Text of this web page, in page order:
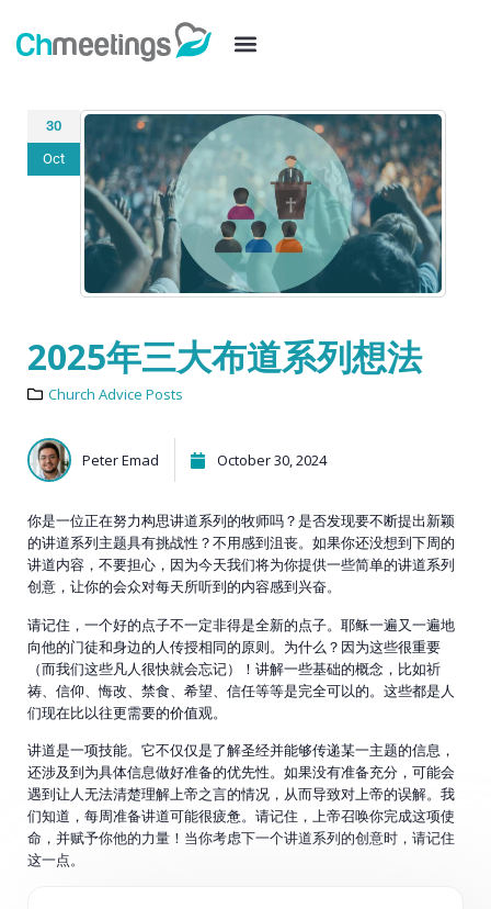
30
Oct
2025年三大布道系列想法
Church Advice Posts
Peter Emad October 30, 2024
你是一位正在努力构思讲道系列的牧师吗？是否发现要不断提出新颖
的讲道系列主题具有挑战性？不用感到沮丧。如果你还没想到下周的
讲道内容，不要担心，因为今天我们将为你提供一些简单的讲道系列
创意，让你的会众对每天所听到的内容感到兴奋。
请记住，一个好的点子不一定非得是全新的点子。耶稣一遍又一遍地
向他的门徒和身边的人传授相同的原则。为什么？因为这些很重要
（而我们这些凡人很快就会忘记）！讲解一些基础的概念，比如祈
祷、信仰、悔改、禁食、希望、信任等等是完全可以的。这些都是人
们现在比以往更需要的价值观。
讲道是一项技能。它不仅仅是了解圣经并能够传递某一主题的信息，
还涉及到为具体信息做好准备的优先性。如果没有准备充分，可能会
遇到让人无法清楚理解上帝之言的情况，从而导致对上帝的误解。我
们知道，每周准备讲道可能很疲惫。请记住，上帝召唤你完成这项使
命，并赋予你他的力量！当你考虑下一个讲道系列的创意时，请记住
这一点。